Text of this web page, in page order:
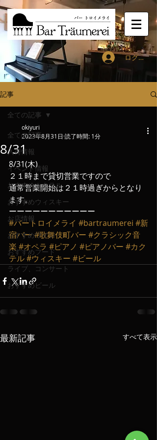
ログイン
記事
全ての記事
入荷情報
イベント情報
おすすめカクテル
おすすめウィスキー
お店情報
おすすめワイン
おすすめフード
ライブ、コンサート
おすすめビール
全ての記事
8/31
okiyuri
2023年8月31日 読了時間: 1分
8/31(木)
２１時まで貸切営業ですので
通常営業開始は２１時過ぎからとなり
ます。
ーーーーーーーーーーー
#バートロイメライ #bartraumerei #新
宿バー#歌舞伎町バー #クラシック音
楽 #オペラ #ピアノ #ピアノバー #カク
テル#ウィスキー #ビール
最新記事 すべて表示